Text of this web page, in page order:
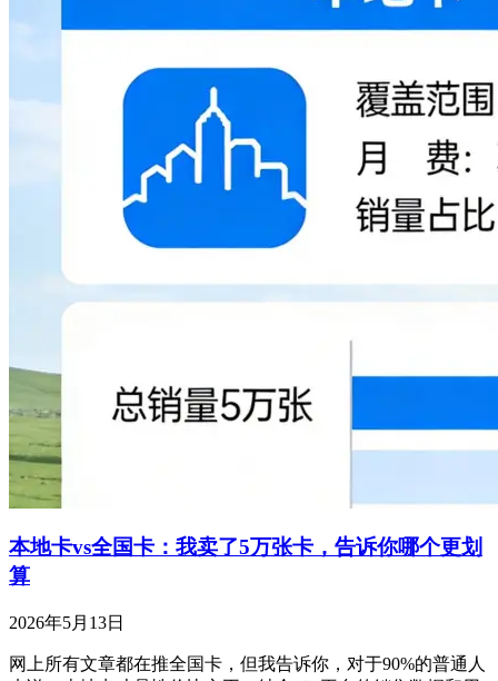
本地卡vs全国卡：我卖了5万张卡，告诉你哪个更划
算
2026年5月13日
网上所有文章都在推全国卡，但我告诉你，对于90%的普通人